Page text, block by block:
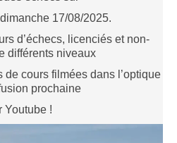
17/08/2025.
d’échecs, licenciés et non-
différents niveaux
cours filmées dans l’optique
prochaine
Youtube !